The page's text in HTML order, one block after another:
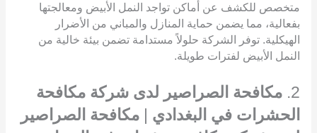
متخصص للكشف عن أماكن تواجد النمل الأبيض ومعالجتها
بفعالية، مما يضمن حماية المنازل والمباني من الأضرار
الهيكلية. توفر الشركة حلولاً مستدامة تضمن بيئة خالية من
النمل الأبيض لفترات طويلة.
2. مكافحة الصراصير لدى شركة مكافحة
الحشرات في البغدادي
مكافحة الصراصير